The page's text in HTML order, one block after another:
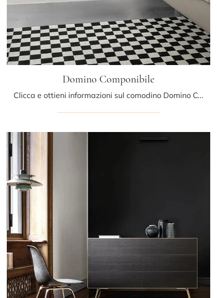
Domino Componibile
Clicca e ottieni informazioni sul comodino Domino Componibile: Comodini e mobili con cassetti di Sangiacomo sono ideali per spazi design.